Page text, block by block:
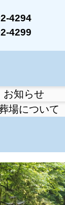
4294
4299
お知らせ
場について